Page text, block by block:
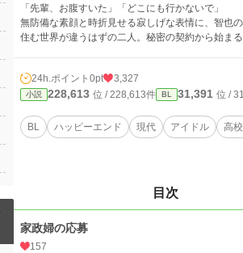
「先輩、お腹すいた」「どこにも行かないで」
無防備な素顔と時折見せる寂しげな表情に、智也の
住む世界が違うはずの二人。秘密の契約から始ま
24h.ポイント 0pt 3,327
小説 228,613 位 / 228,613件 BL 31,391 位 /
BL ハッピーエンド 現代 アイドル 高
目次
家政婦の応募
157